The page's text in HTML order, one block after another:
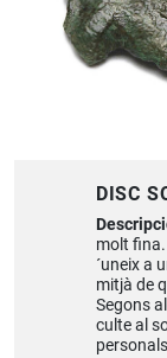
DISC
molt
´uneix a
mitjà de
Segons
culte al